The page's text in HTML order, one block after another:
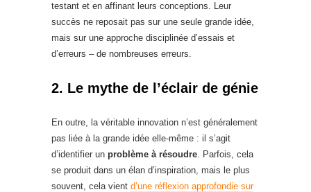
testant et en affinant leurs conceptions. Leur
succès ne reposait pas sur une seule grande idée,
mais sur une approche disciplinée d’essais et
d’erreurs – de nombreuses erreurs.
2. Le mythe de l’éclair de génie
En outre, la véritable innovation n’est généralement
pas liée à la grande idée elle-même : il s’agit
d’identifier un problème à résoudre. Parfois, cela
se produit dans un élan d’inspiration, mais le plus
souvent, cela vient d’une réflexion approfondie sur